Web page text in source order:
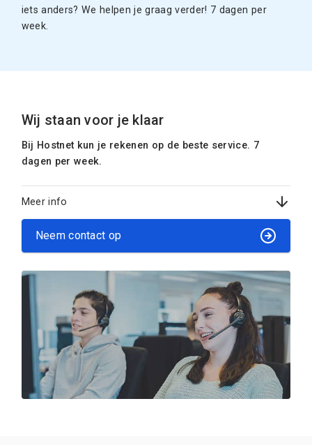
iets anders? We helpen je graag verder! 7 dagen per
week.
Wij staan voor je klaar
Bij Hostnet kun je rekenen op de beste service. 7
dagen per week.
Meer info
Neem contact op